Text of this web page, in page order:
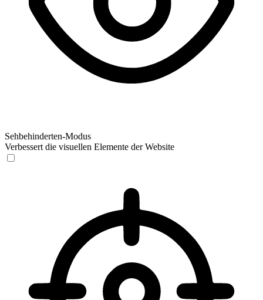
Sehbehinderten-Modus
Verbessert die visuellen Elemente der Website